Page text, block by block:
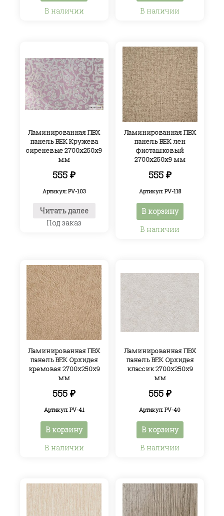
В наличии
В наличии
Ламинированная ПВХ
панель ВЕК Кружева
сиреневые 2700х250х9
мм
555₽
Артикул: PV-103
Читать далее
Под заказ
Ламинированная ПВХ
панель ВЕК лен
фисташковый
2700х250х9 мм
555 ₽
Артикул: PV-118
В корзину
В наличии
Ламинированная ПВХ
панель ВЕК Орхидея
кремовая 2700х250х9
мм
555₽
Артикул: PV-41
В корзину
В наличии
Ламинированная ПВХ
панель ВЕК Орхидея
классик 2700х250х9
мм
555 ₽
Артикул: PV-40
В корзину
В наличии